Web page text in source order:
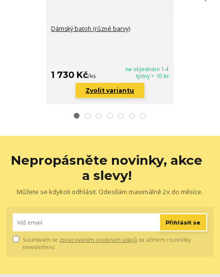
Dámský batoh (různé barvy)
1 730 Kč/ks
na objednání 1-4
týdny > 10 ks
Zvolit variantu
Nepropásněte novinky, akce
a slevy!
Můžete se kdykoli odhlásit. Odesílám maximálně 2x do měsíce.
Přihlásit se
Souhlasím se zpracováním osobních údajů za účelem rozesílky
newsletteru.